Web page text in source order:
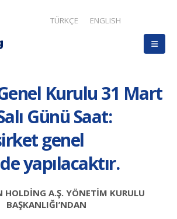
TÜRKÇE ENGLISH
Kurulu 31 Mart
Günü Saat:
genel
yapılacaktır.
HOLDİNG A.Ş. YÖNETİM KURULU
BAŞKANLIĞI’NDAN